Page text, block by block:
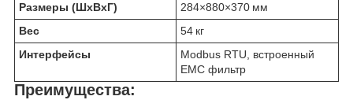
Размеры (ШхВхГ)
284×880×370 мм
Вес
54 кг
Интерфейсы
Modbus RTU, встроенный
EMC фильтр
Преимущества: